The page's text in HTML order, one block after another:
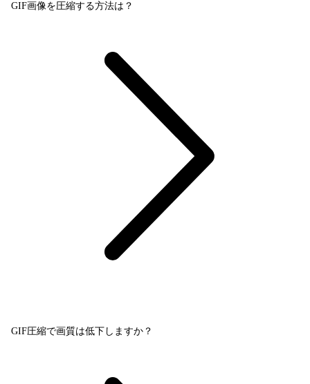
GIF画像を圧縮する方法は？
GIF圧縮で画質は低下しますか？